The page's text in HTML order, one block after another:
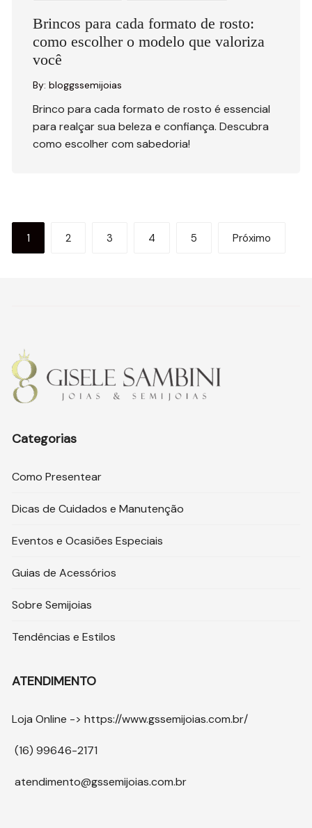
Brincos para cada formato de rosto:
como escolher o modelo que valoriza
você
By: bloggssemijoias
Brinco para cada formato de rosto é essencial
para realçar sua beleza e confiança. Descubra
como escolher com sabedoria!
Paginação
de
1 2 3 4 5 Próximo
Categorias
Como Presentear
Dicas de Cuidados e Manutenção
Eventos e Ocasiões Especiais
Guias de Acessórios
Sobre Semijoias
Tendências e Estilos
ATENDIMENTO
Loja Online ->https://www.gssemijoias.com.br/
(16) 99646-2171
atendimento@gssemijoias.com.br